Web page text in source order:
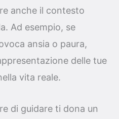
anche il contesto
Ad esempio, se
ansia o paura,
delle tue
vita reale.
di guidare ti dona un